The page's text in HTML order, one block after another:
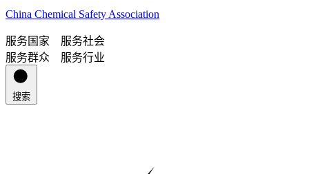
China Chemical Safety Association
服务国家 服务社会
服务群众 服务行业
搜索